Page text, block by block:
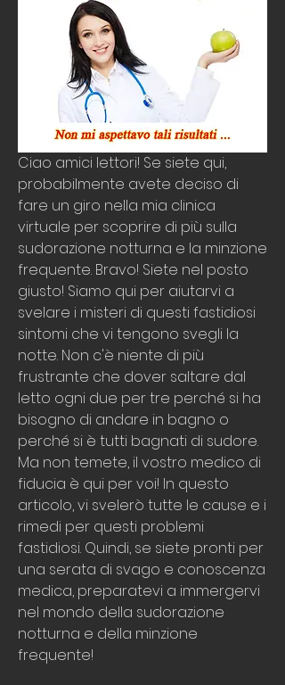
Ciao amici lettori! Se siete qui,
probabilmente avete deciso di
fare un giro nella mia clinica
virtuale per scoprire di più sulla
sudorazione notturna e la minzione
frequente. Bravo! Siete nel posto
giusto! Siamo qui per aiutarvi a
svelare i misteri di questi fastidiosi
sintomi che vi tengono svegli la
notte. Non c'è niente di più
frustrante che dover saltare dal
letto ogni due per tre perché si ha
bisogno di andare in bagno o
perché si è tutti bagnati di sudore.
Ma non temete, il vostro medico di
fiducia è qui per voi! In questo
articolo, vi svelerò tutte le cause e i
rimedi per questi problemi
fastidiosi. Quindi, se siete pronti per
una serata di svago e conoscenza
medica, preparatevi a immergervi
nel mondo della sudorazione
notturna e della minzione
frequente!